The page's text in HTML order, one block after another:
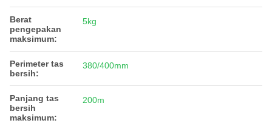
Berat
pengepakan
maksimum:
5kg
Perimeter tas
bersih:
380/400mm
Panjang tas
bersih
maksimum:
200m